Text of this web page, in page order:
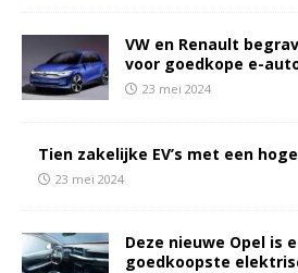
VW en Renault
voor goedkope e-
23 mei 2024
Tien zakelijke EV’s met een
23 mei 2024
Deze nieuwe Opel is
goedkoopste